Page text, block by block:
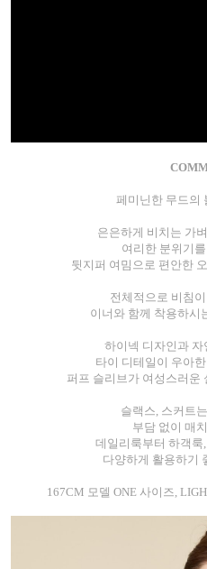
페미닌한 무드의
은은하게 비치는 가
여리한 분위기
뒷지퍼 여밈으로 편안한
전체적으로 비침
이너와 함께 착용하시
하이넥 디자인과
타이 디테일이 우아
퍼프 슬리브가 여성스러운
슬랙스, 스커트
부담 없이 매
데일리룩부터 하객룩
다양하게 활용하기
167CM 모델 ONE 사이즈,